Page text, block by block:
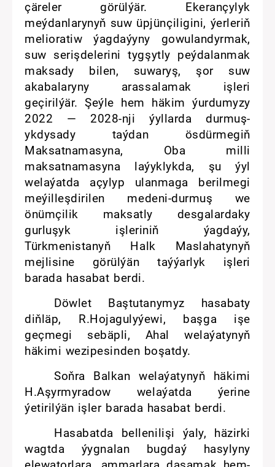
çäreler görülýär. Ekerançylyk
meýdanlarynyň suw üpjünçiligini, ýerleriň
melioratiw ýagdaýyny gowulandyrmak,
suw serişdelerini tygşytly peýdalanmak
maksady bilen, suwaryş, şor suw
akabalaryny arassalamak işleri
geçirilýär. Şeýle hem häkim ýurdumyzy
2022 — 2028-nji ýyllarda durmuş-
ykdysady taýdan ösdürmegiň
Maksatnamasyna, Oba milli
maksatnamasyna laýyklykda, şu ýyl
welaýatda açylyp ulanmaga berilmegi
meýilleşdirilen medeni-durmuş we
önümçilik maksatly desgalardaky
gurluşyk işleriniň ýagdaýy,
Türkmenistanyň Halk Maslahatynyň
mejlisine görülýän taýýarlyk işleri
barada hasabat berdi.
Döwlet Baştutanymyz hasabaty
diňläp, R.Hojagulyýewi, başga işe
geçmegi sebäpli, Ahal welaýatynyň
häkimi wezipesinden boşatdy.
Soňra Balkan welaýatynyň häkimi
H.Aşyrmyradow welaýatda ýerine
ýetirilýän işler barada hasabat berdi.
Hasabatda bellenilişi ýaly, häzirki
wagtda ýygnalan bugdaý hasylyny